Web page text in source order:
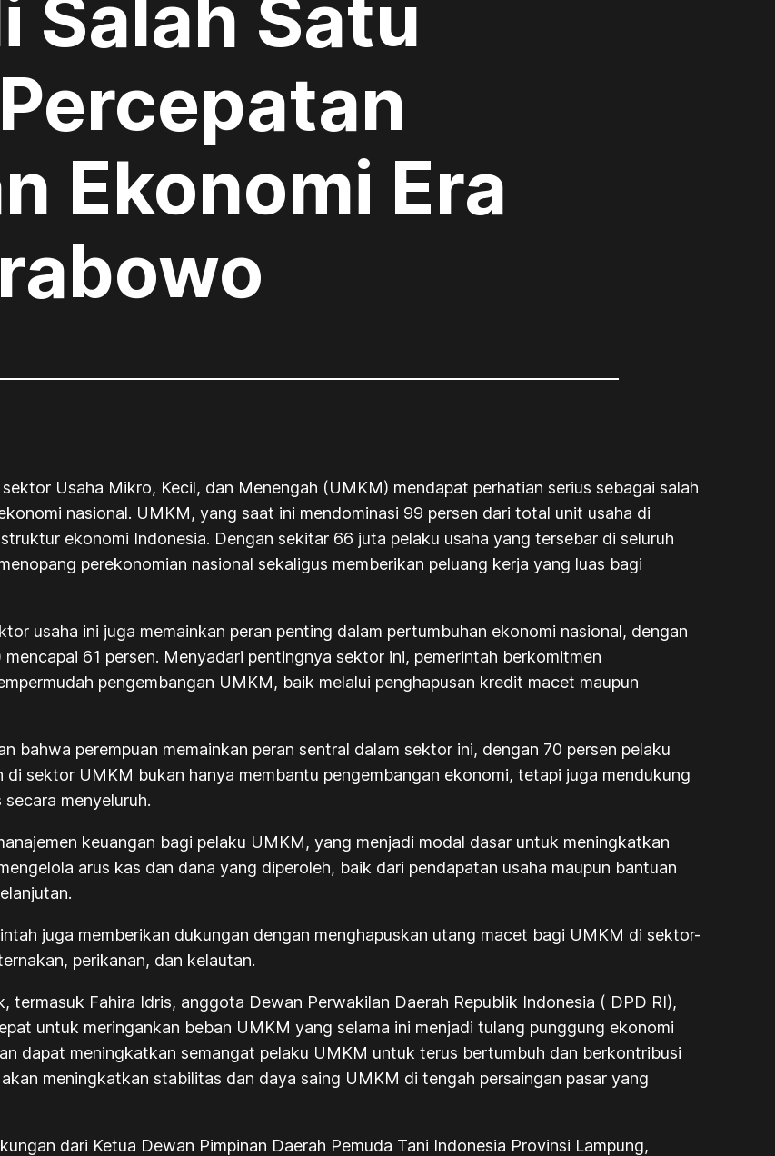
Salah Satu
Ekonomi Era
Usaha Mikro, Kecil, dan Menengah (UMKM) mendapat perhatian serius sebagai salah
nasional. UMKM, yang saat ini mendominasi 99 persen dari total unit usaha di
ekonomi Indonesia. Dengan sekitar 66 juta pelaku usaha yang tersebar di seluruh
perekonomian nasional sekaligus memberikan peluang kerja yang luas bagi
usaha ini juga memainkan peran penting dalam pertumbuhan ekonomi nasional, dengan
61 persen. Menyadari pentingnya sektor ini, pemerintah berkomitmen
pengembangan UMKM, baik melalui penghapusan kredit macet maupun
bahwa perempuan memainkan peran sentral dalam sektor ini, dengan 70 persen pelaku
di sektor UMKM bukan hanya membantu pengembangan ekonomi, tetapi juga mendukung
menyeluruh.
keuangan bagi pelaku UMKM, yang menjadi modal dasar untuk meningkatkan
arus kas dan dana yang diperoleh, baik dari pendapatan usaha maupun bantuan
juga memberikan dukungan dengan menghapuskan utang macet bagi UMKM di sektor-
perikanan, dan kelautan.
termasuk Fahira Idris, anggota Dewan Perwakilan Daerah Republik Indonesia ( DPD RI),
untuk meringankan beban UMKM yang selama ini menjadi tulang punggung ekonomi
dapat meningkatkan semangat pelaku UMKM untuk terus bertumbuh dan berkontribusi
meningkatkan stabilitas dan daya saing UMKM di tengah persaingan pasar yang
dari Ketua Dewan Pimpinan Daerah Pemuda Tani Indonesia Provinsi Lampung,